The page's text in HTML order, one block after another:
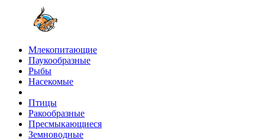
Млекопитающие
Паукообразные
Рыбы
Насекомые
Птицы
Ракообразные
Пресмыкающиеся
Земноводные